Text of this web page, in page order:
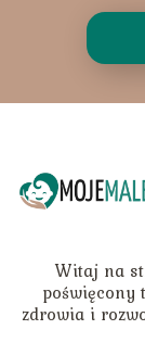
Witaj na
poświęcony
zdrowia i